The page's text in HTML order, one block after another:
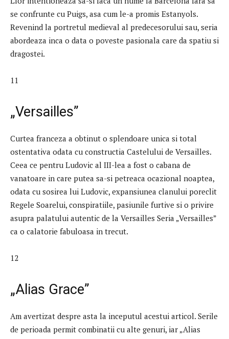
se confrunte cu Puigs, asa cum le-a promis Estanyols.
Revenind la portretul medieval al predecesorului sau, seria
abordeaza inca o data o poveste pasionala care da spatiu si
dragostei.
11
„Versailles”
Curtea franceza a obtinut o splendoare unica si total
ostentativa odata cu constructia Castelului de Versailles.
Ceea ce pentru Ludovic al III-lea a fost o cabana de
vanatoare in care putea sa-si petreaca ocazional noaptea,
odata cu sosirea lui Ludovic, expansiunea clanului poreclit
Regele Soarelui, conspiratiile, pasiunile furtive si o privire
asupra palatului autentic de la Versailles Seria „Versailles”
ca o calatorie fabuloasa in trecut.
12
„Alias ​​Grace”
Am avertizat despre asta la inceputul acestui articol. Serile
de perioada permit combinatii cu alte genuri, iar „Alias ​​​​